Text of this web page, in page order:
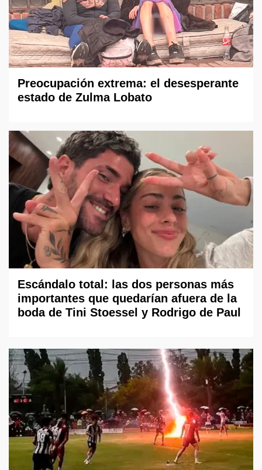
Preocupación extrema: el desesperante
estado de Zulma Lobato
Escándalo total: las dos personas más
importantes que quedarían afuera de la
boda de Tini Stoessel y Rodrigo de Paul